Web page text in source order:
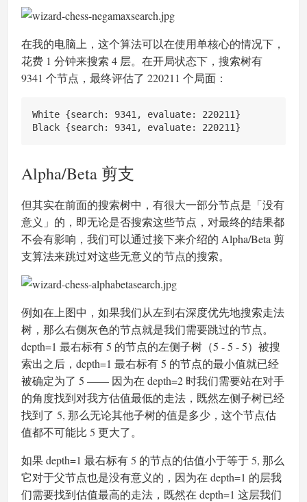
在我的电脑上，这个算法可以在使用单核心的情况下，
花费 1 分钟来搜索 4 层。在开局状态下，搜索树有
9341 个节点，最终评估了 220211 个局面：
White {search: 9341, evaluate: 220211}
Alpha/Beta 剪支
但其实在前面的搜索树中，有很大一部分节点是「没有
意义」的，即无论是否搜索这些节点，对最终的结果都
不会有影响，我们可以通过接下来介绍的 Alpha/Beta 剪
支算法来跳过对这些无意义的节点的搜索。
例如在上图中，如果我们从左到右深度优先地搜索走法
树，那么右侧灰色的节点就是我们需要跳过的节点。
depth=1 最右标有 5 的节点的左侧子树（5 - 5 - 5）被搜
索出之后，depth=1 最右标有 5 的节点的最小值就已经
被确定为了 5 —— 因为在 depth=2 时我们需要站在对手
的角度找到对我方估值最低的走法，既然左侧子树已经
找到了 5, 那么无论其他子树的值是多少，这个节点估
值都不可能比 5 更大了。
如果 depth=1 最右标有 5 的节点的估值小于等于 5, 那么
它对于父节点也是没有意义的，因为在 depth=1 的层我
们需要找到估值最高的走法，既然在 depth=1 这层我们